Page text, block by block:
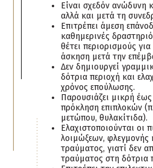
Είναι σχεδόν ανώδυνη
αλλά και μετά τη
Επιτρέπει άμεση
καθημερινές
θέτει περιορισμούς
άσκηση μετά την
Δεν δημιουργεί
δότρια περιοχή και
χρόνος επούλωσης.
Παρουσιάζει μικρή
πρόκληση επιπλοκών
μετώπου, θυλακίτιδα).
Ελαχιστοποιούνται οι
λοιμώξεων, φλεγμονής
τραύματος, γιατί δεν
τραύματος στη δότρια